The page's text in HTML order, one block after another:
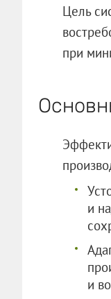
Цель
при
и
и